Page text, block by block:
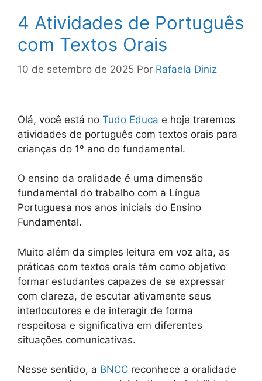
4 Atividades de Português
com Textos Orais
10 de setembro de 2025 Por Rafaela Diniz
Olá, você está no Tudo Educa e hoje traremos
atividades de português com textos orais para
crianças do 1º ano do fundamental.
O ensino da oralidade é uma dimensão
fundamental do trabalho com a Língua
Portuguesa nos anos iniciais do Ensino
Fundamental.
Muito além da simples leitura em voz alta, as
práticas com textos orais têm como objetivo
formar estudantes capazes de se expressar
com clareza, de escutar ativamente seus
interlocutores e de interagir de forma
respeitosa e significativa em diferentes
situações comunicativas.
Nesse sentido, a BNCC reconhece a oralidade